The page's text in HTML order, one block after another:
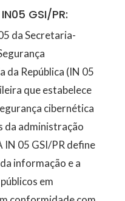
GSI/PR:
da Secretaria-
da República (IN 05
que estabelece
cibernética
da administração
IN 05 GSI/PR define
informação e a
em